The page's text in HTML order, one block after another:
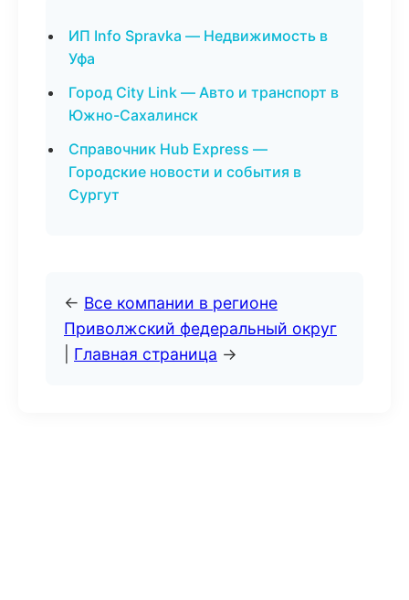
ИП Info Spravka — Недвижимость в
Уфа
Город City Link — Авто и транспорт в
Южно-Сахалинск
Справочник Hub Express —
Городские новости и события в
Сургут
← Все компании в регионе
Приволжский федеральный округ
Главная страница →